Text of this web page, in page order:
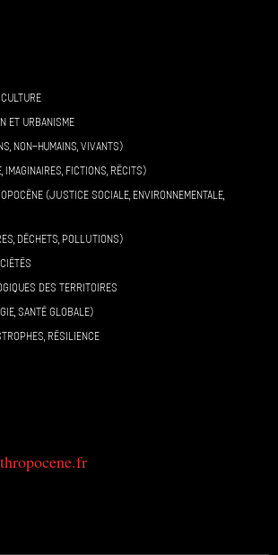
ET URBANISME
NON-HUMAINS, VIVANTS)
IMAGINAIRES, FICTIONS, RÉCITS)
(JUSTICE SOCIALE, ENVIRONNEMENTALE,
DÉCHETS, POLLUTIONS)
DES TERRITOIRES
SANTÉ GLOBALE)
RÉSILIENCE